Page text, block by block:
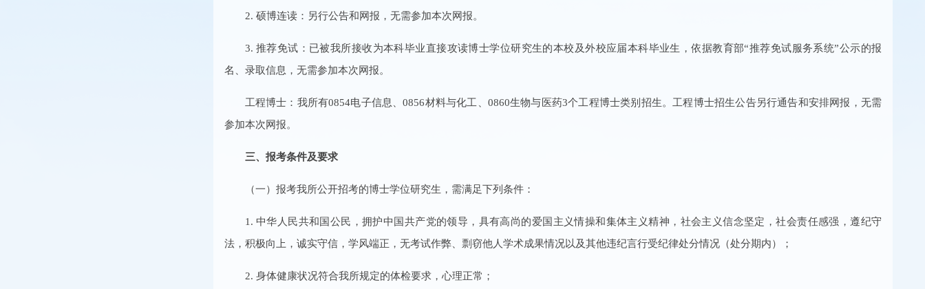
2. 硕博连读：另行公告和网报，无需参加本次网报。
3. 推荐免试：已被我所接收为本科毕业直接攻读博士学位研究生的本校及外校应届本科毕业生，依据教育部“推荐免试服务系统”公示的报
名、录取信息，无需参加本次网报。
工程博士：我所有0854电子信息、0856材料与化工、0860生物与医药3个工程博士类别招生。工程博士招生公告另行通告和安排网报，无需
参加本次网报。
三、报考条件及要求
（一）报考我所公开招考的博士学位研究生，需满足下列条件：
1. 中华人民共和国公民，拥护中国共产党的领导，具有高尚的爱国主义情操和集体主义精神，社会主义信念坚定，社会责任感强，遵纪守
法，积极向上，诚实守信，学风端正，无考试作弊、剽窃他人学术成果情况以及其他违纪言行受纪律处分情况（处分期内）；
2. 身体健康状况符合我所规定的体检要求，心理正常；